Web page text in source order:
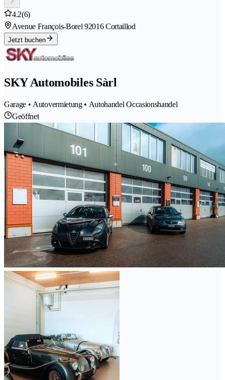
4.2(6)
Avenue François-Borel 92016 Cortaillod
Jetzt buchen
SKY Automobiles Sàrl
Garage • Autovermietung • Autohandel Occasionshandel
Geöffnet